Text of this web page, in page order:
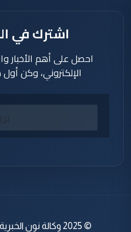
اشترك في
احصل على أهم الأخبار
الإلكتروني، وكن
© 2025 وكالة نون الخبرية. جميع الحقوق محفوظة.